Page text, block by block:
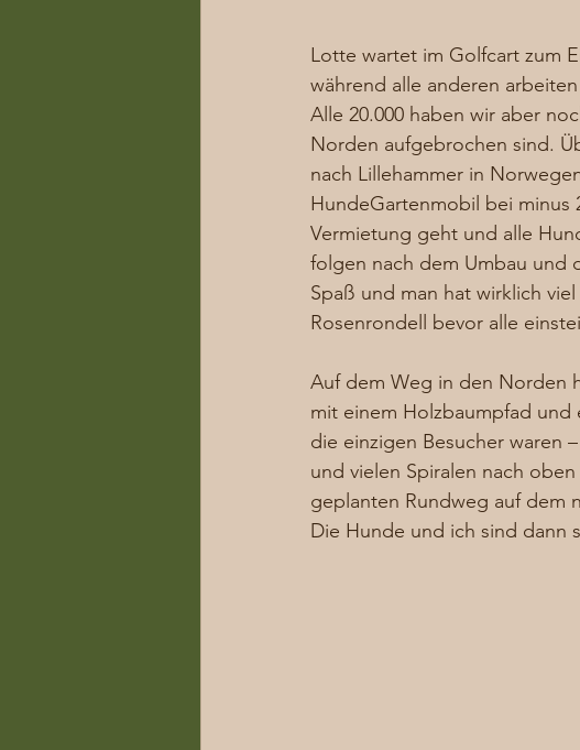
Lotte wartet im Golfcart zum
während alle anderen
Alle 20.000 haben wir aber
Norden aufgebrochen sind.
nach Lillehammer in
HundeGartenmobil bei minus
Vermietung geht und alle
folgen nach dem Umbau und
Spaß und man hat wirklich
Rosenrondell bevor alle
Auf dem Weg in den Norden
mit einem Holzbaumpfad und
die einzigen Besucher waren
und vielen Spiralen nach
geplanten Rundweg auf dem
Die Hunde und ich sind dann